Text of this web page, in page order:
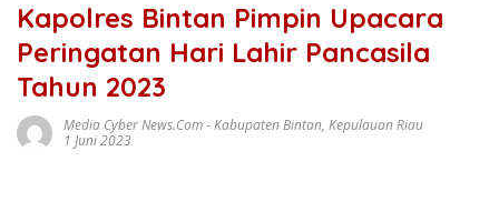
Kapolres Bintan Pimpin Upacara
Peringatan Hari Lahir Pancasila
Tahun 2023
Media Cyber News.Com-Kabupaten Bintan, Kepulauan Riau
1 Juni 2023